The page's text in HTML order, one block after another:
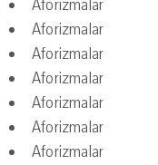
Aforizmalar
Aforizmalar
Aforizmalar
Aforizmalar
Aforizmalar
Aforizmalar
Aforizmalar